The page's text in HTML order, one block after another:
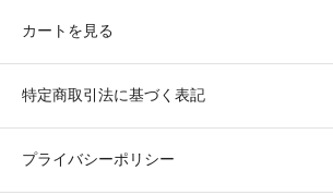
カートを見る
特定商取引法に基づく表記
プライバシーポリシー